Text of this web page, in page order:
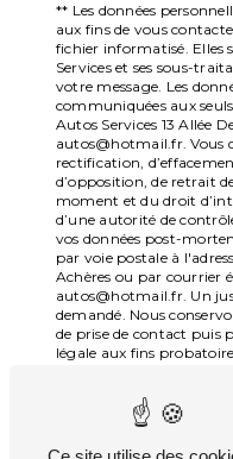
** Les données
aux fins de vous
fichier informatisé. Elles
Services et ses sous-
votre message. Les
communiquées aux
Autos Services 13 Allée
autos@hotmail.fr. Vous
rectification,
d’opposition, de retrait
moment et du droit
d’une autorité de
vos données post-
par voie postale à
Achères ou par courrier
autos@hotmail.fr. Un
demandé. Nous
de prise de contact puis
légale aux fins
Vous avez le droit de
au démarchage
Bloctel.gouv.fr .
d’informations sur vos